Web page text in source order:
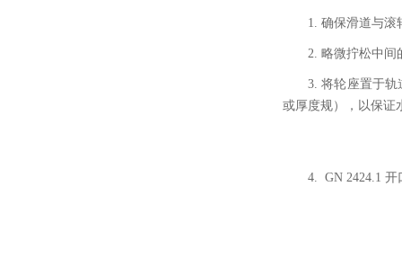
1. 确保滑道与滚
2. 略微拧松中间
3. 将轮座置于
或厚度规），以保证
4. GN 2424.1